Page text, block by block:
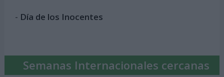
- Día de los Inocentes
Semanas Internacionales cercanas